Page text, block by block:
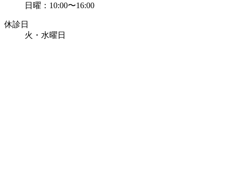
日曜：10:00〜16:00
休診日
火・水曜日